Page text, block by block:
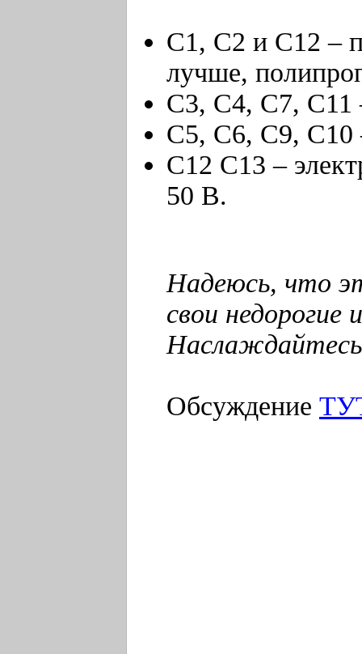
C1, С2 и C12 –
лучше,
C3, C4, C7, С11
C5, C6, C9,
С12 С13 –
50 В.
Надеюсь, что
свои недорогие
Обсуждение